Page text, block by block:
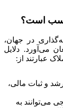
است؟
در جهان،
می‌آورد. دلایل
عبارتند از:
و ثبات مالی،
می‌توانند به